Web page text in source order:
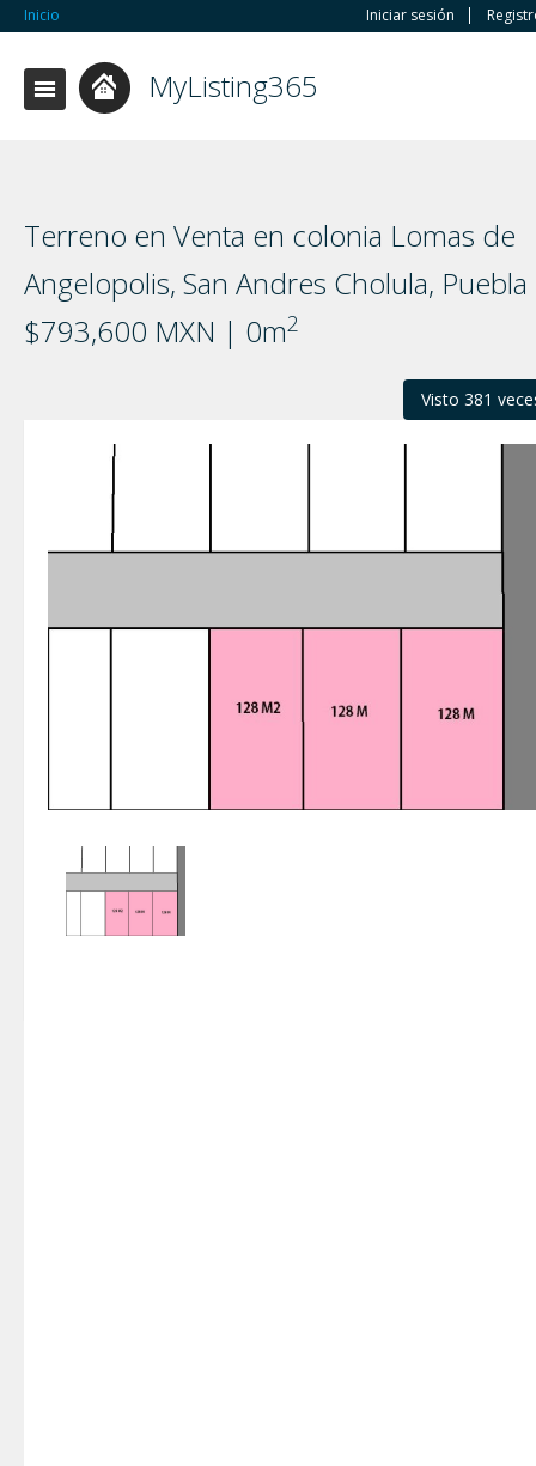
Inicio Iniciar sesión
MyListing365
Terreno en Venta en colonia Lomas de
Angelopolis, San Andres Cholula,
$793,600 MXN | 0m2
Visto 381